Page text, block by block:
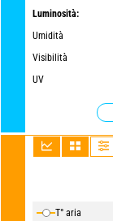
Luminosità:
Umidità
Visibilità
UV
T° aria